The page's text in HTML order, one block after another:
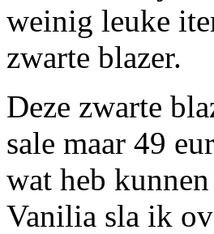
weinig leuke
zwarte blazer.
Deze zwarte
sale maar 49
wat heb
Vanilia sla ik